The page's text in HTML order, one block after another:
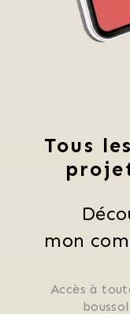
Tous
mon
Accès à